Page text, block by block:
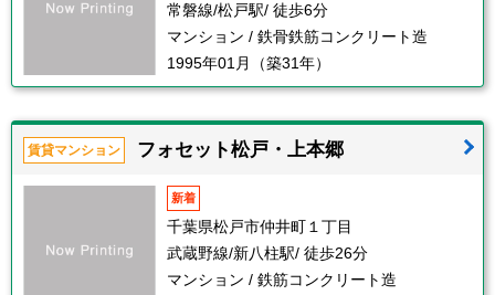
常磐線/松戸駅/ 徒歩6分
マンション / 鉄骨鉄筋コンクリート造
1995年01月（築31年）
賃貸マンション フォセット松戸・上本郷
新着
千葉県松戸市仲井町１丁目
武蔵野線/新八柱駅/ 徒歩26分
マンション / 鉄筋コンクリート造